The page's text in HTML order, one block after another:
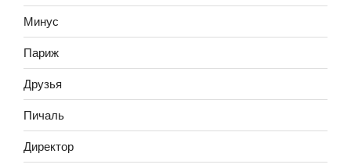
Минус
Париж
Друзья
Пичаль
Директор